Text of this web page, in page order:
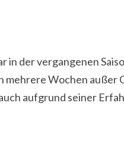
in der vergangenen
Wochen außer
aufgrund seiner